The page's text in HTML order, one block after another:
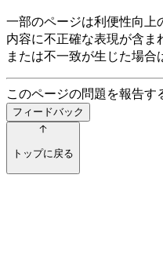
一部のページは利便性向上
内容に不正確な表現が含
または不一致が生じた場合
このページの問題を報告す
フィードバック
トップに戻る